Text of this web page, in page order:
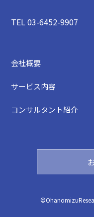
TEL 03-6452-9907
会社概要
サービス内容
コンサルタント紹介